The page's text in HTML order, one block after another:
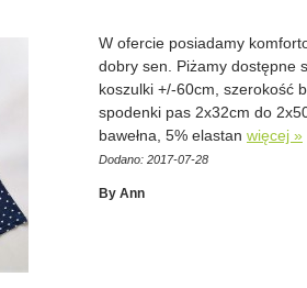
W ofercie posiadamy
dobry sen. Piżamy dostępne
koszulki +/-60cm, szerokość
spodenki pas 2x32cm do
bawełna, 5% elastan więcej »
Dodano: 2017-07-28
By Ann